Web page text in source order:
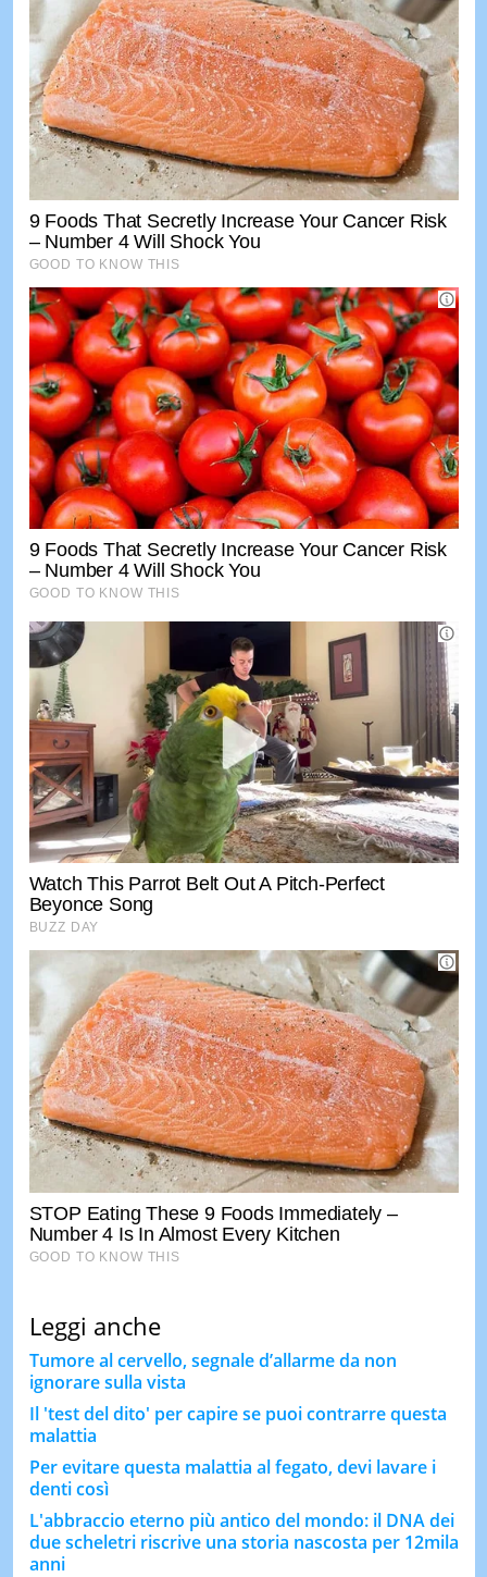
Leggi anche
Tumore al cervello, segnale d’allarme da non
ignorare sulla vista
Il 'test del dito' per capire se puoi contrarre questa
malattia
Per evitare questa malattia al fegato, devi lavare i
denti così
L'abbraccio eterno più antico del mondo: il DNA dei
due scheletri riscrive una storia nascosta per 12mila
anni